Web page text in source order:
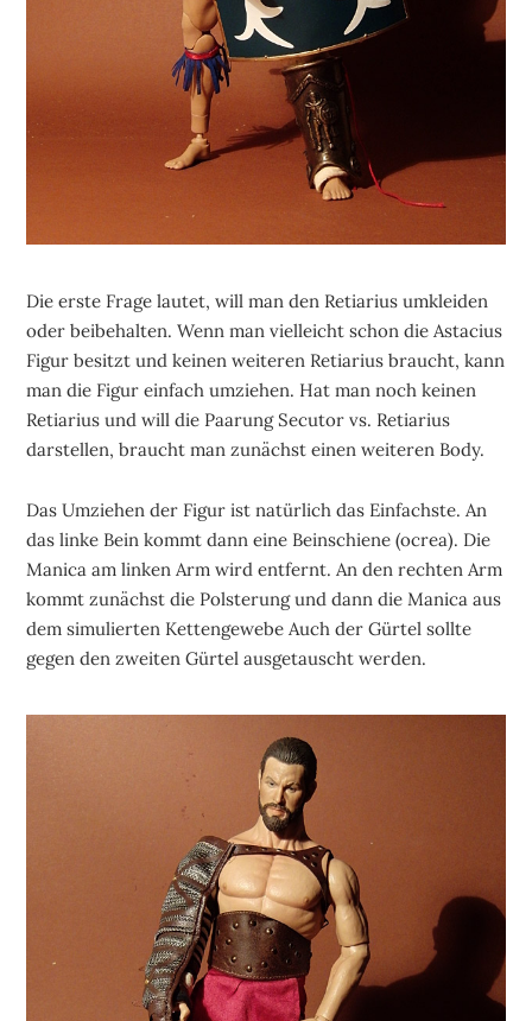
Die erste Frage lautet, will man den Retiarius umkleiden
oder beibehalten. Wenn man vielleicht schon die Astacius
Figur besitzt und keinen weiteren Retiarius braucht, kann
man die Figur einfach umziehen. Hat man noch keinen
Retiarius und will die Paarung Secutor vs. Retiarius
darstellen, braucht man zunächst einen weiteren Body.
Das Umziehen der Figur ist natürlich das Einfachste. An
das linke Bein kommt dann eine Beinschiene (ocrea). Die
Manica am linken Arm wird entfernt. An den rechten Arm
kommt zunächst die Polsterung und dann die Manica aus
dem simulierten Kettengewebe Auch der Gürtel sollte
gegen den zweiten Gürtel ausgetauscht werden.